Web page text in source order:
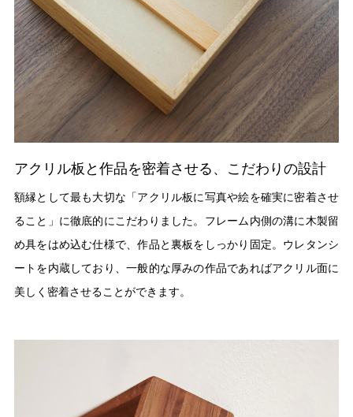
アクリル板と作品を密着させる、こだわりの設計
額縁として最も大切な「アクリル板に写真や絵を確実に密着させ
ること」に徹底的にこだわりました。フレーム内側の溝に木製留
め具をはめ込む仕様で、作品と裏板をしっかり固定。ウレタンシ
ートを内蔵しており、一般的な厚みの作品であればアクリル面に
美しく密着させることができます。